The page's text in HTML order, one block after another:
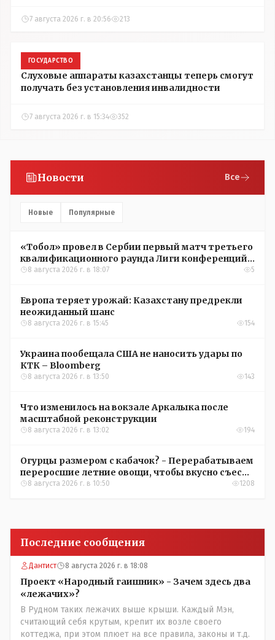
7 августа 2026 г. в 20:56 213
ГОСУДАРСТВО
Слуховые аппараты казахстанцы теперь смогут
получать без установления инвалидности
7 августа 2026 г. в 15:34 352
Новости Все
Новые Популярные
«Тобол» провел в Сербии первый матч третьего
квалификационного раунда Лиги конференций
УЕФА
8 августа 2026 г. в 18:07 5
Европа теряет урожай: Казахстану предрекли
неожиданный шанс
8 августа 2026 г. в 15:45 154
Украина пообещала США не наносить удары по
КТК – Bloomberg
8 августа 2026 г. в 13:50 143
Что изменилось на вокзале Аркалыка после
масштабной реконструкции
8 августа 2026 г. в 13:02 194
Огурцы размером с кабачок? - Перерабатываем
переросшие летние овощи, чтобы вкусно съесть
зимой
8 августа 2026 г. в 10:50 1208
Последние сообщения
Дантист 8 августа 2026 г. в 18:08
Проект «Народный гаишник» - Зачем здесь два
«лежачих»?
В Рудном таких лежачих выше крыши. Каждый Мэн,
считающий себя крутым, крепит их возле своего
коттеджа, при этом плюет на все правила, законы и т.д.